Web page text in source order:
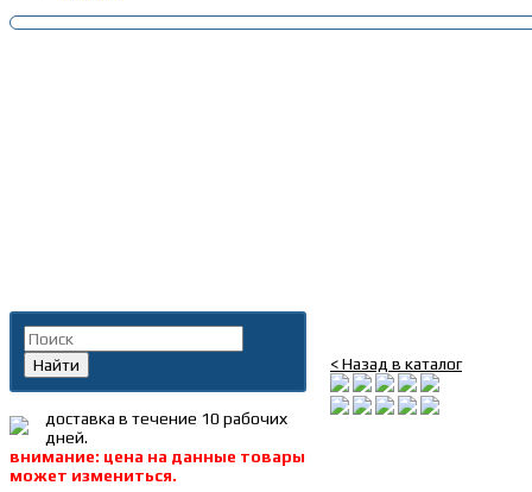
< Назад в каталог
Найти
доставка в течение 10 рабочих
дней.
внимание: цена на данные товары
может измениться.